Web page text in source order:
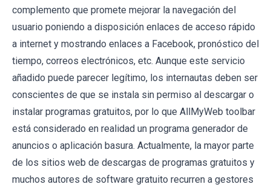
complemento que promete mejorar la navegación del
usuario poniendo a disposición enlaces de acceso rápido
a internet y mostrando enlaces a Facebook, pronóstico del
tiempo, correos electrónicos, etc. Aunque este servicio
añadido puede parecer legítimo, los internautas deben ser
conscientes de que se instala sin permiso al descargar o
instalar programas gratuitos, por lo que AllMyWeb toolbar
está considerado en realidad un programa generador de
anuncios o aplicación basura. Actualmente, la mayor parte
de los sitios web de descargas de programas gratuitos y
muchos autores de software gratuito recurren a gestores